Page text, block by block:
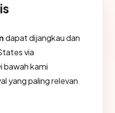
dapat dijangkau dan
via
bawah kami
yang paling relevan